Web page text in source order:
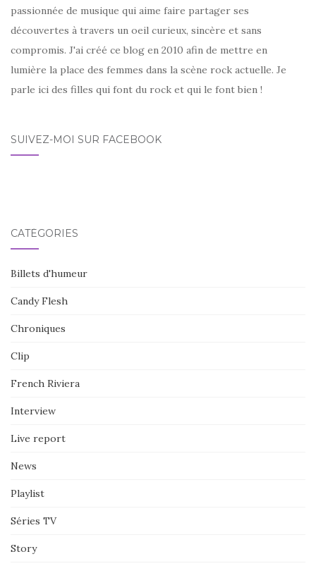
passionnée de musique qui aime faire partager ses
découvertes à travers un oeil curieux, sincère et sans
compromis. J'ai créé ce blog en 2010 afin de mettre en
lumière la place des femmes dans la scène rock actuelle. Je
parle ici des filles qui font du rock et qui le font bien !
SUIVEZ-MOI SUR FACEBOOK
CATÉGORIES
Billets d'humeur
Candy Flesh
Chroniques
Clip
French Riviera
Interview
Live report
News
Playlist
Séries TV
Story